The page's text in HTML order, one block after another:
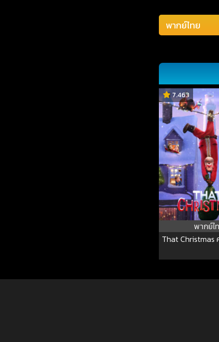
7.463
พากย์ไ
That Christmas